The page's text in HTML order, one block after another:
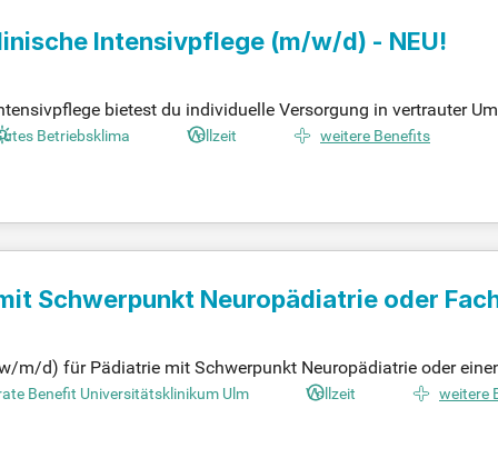
Intensivpflege (m/w/d) - NEU!
bietest du individuelle Versorgung in vertrauter
zu führen. Zu deinen Aufgaben gehört die Durchführung
abgeschlossene Ausbildung als Pflegefachkraft,
Betriebsklima Vollzeit weitere Benefits
Schwerpunkt Neuropädiatrie oder
Neuropädiatrie
m/d) für Pädiatrie mit Schwerpunkt Neuropädiatrie oder
fördern Sie die interdisziplinäre Zusammenarbeit
Schwerpunkte erweitern oder neue Akzente setzen,
Benefit Universitätsklinikum Ulm Vollzeit weitere